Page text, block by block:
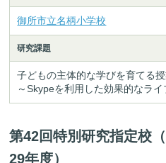
御所市立名柄小学校
研究課題
子どもの主体的な学びを育てる
～Skypeを利用した効果的なラ
第42回特別研究指定校
29年度）